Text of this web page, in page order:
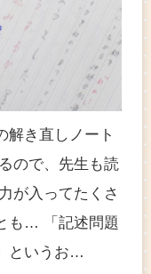
解き直しノート
ので、先生も読
が入ってたくさ
も… 「記述問題
というお…